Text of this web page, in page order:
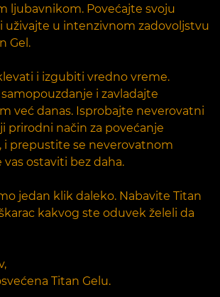
ljubavnikom. Povećajte svoju
uživajte u intenzivnom zadovoljstvu
Gel.
i izgubiti vredno vreme.
i zavladajte
već danas. Isprobajte neverovatni
prirodni način za povećanje
i prepustite se neverovatnom
ostaviti bez daha.
jedan klik daleko. Nabavite Titan
kakvog ste oduvek želeli da
Titan Gelu.